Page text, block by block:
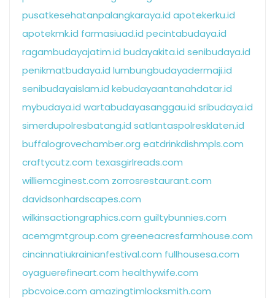
pusatkesehatanpalangkaraya.id apotekerku.id
apotekmk.id farmasiuad.id pecintabudaya.id
ragambudayajatim.id budayakita.id senibudaya.id
penikmatbudaya.id lumbungbudayadermaji.id
senibudayaislam.id kebudayaantanahdatar.id
mybudaya.id wartabudayasanggau.id sribudaya.id
simerdupolresbatang.id satlantaspolresklaten.id
buffalogrovechamber.org eatdrinkdishmpls.com
craftycutz.com texasgirlreads.com
williemcginest.com zorrosrestaurant.com
davidsonhardscapes.com
wilkinsactiongraphics.com guiltybunnies.com
acemgmtgroup.com greeneacresfarmhouse.com
cincinnatiukrainianfestival.com fullhousesa.com
oyaguerefineart.com healthywife.com
pbcvoice.com amazingtimlocksmith.com